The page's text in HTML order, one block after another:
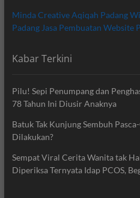
Minda CreativeAqiqah Padang
Padang Jasa Pembuatan Website
Kabar Terkini
Pilu! Sepi Penumpang dan
78 Tahun Ini Diusir Anaknya
Batuk Tak Kunjung Sembuh
Dilakukan?
Sempat Viral Cerita Wanita tak
Diperiksa Ternyata Idap PCOS,